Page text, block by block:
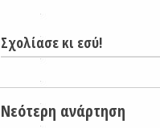
Σχολίασε κι εσύ!
Νεότερη ανάρτηση